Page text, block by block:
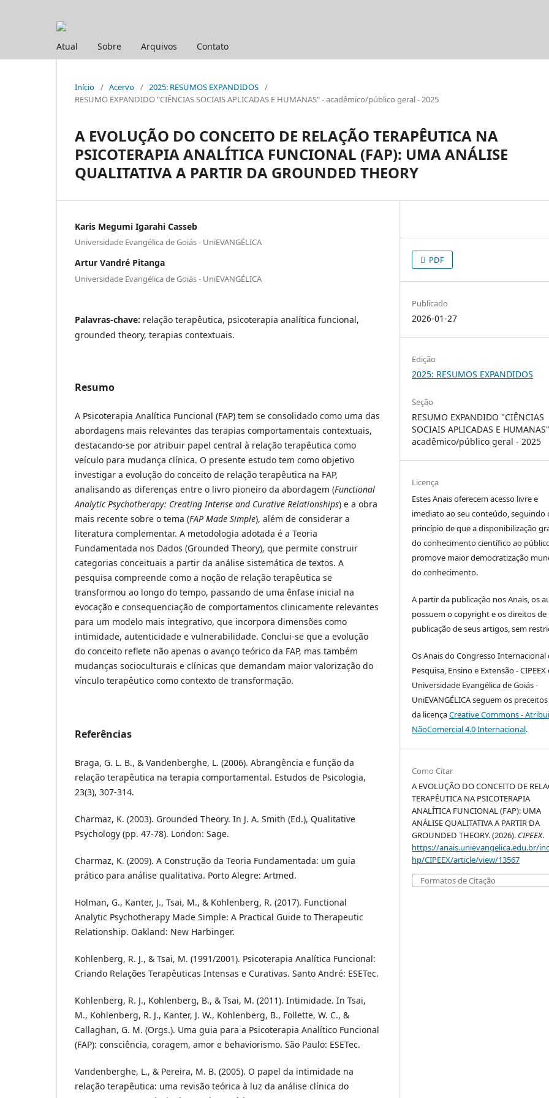
Atual Sobre Arquivos Contato
Início / Acervo / 2025: RESUMOS EXPANDIDOS /
RESUMO EXPANDIDO "CIÊNCIAS SOCIAIS APLICADAS E HUMANAS" - acadêmico/público geral - 2025
A EVOLUÇÃO DO CONCEITO DE RELAÇÃO TERAPÊUTICA NA
PSICOTERAPIA ANALÍTICA FUNCIONAL (FAP): UMA ANÁLISE
QUALITATIVA A PARTIR DA GROUNDED THEORY
Karis Megumi Igarahi Casseb
Universidade Evangélica de Goiás - UniEVANGÉLICA
Artur Vandré Pitanga
Universidade Evangélica de Goiás - UniEVANGÉLICA
Palavras-chave: relação terapêutica, psicoterapia analítica funcional,
grounded theory, terapias contextuais.
Resumo
A Psicoterapia Analítica Funcional (FAP) tem se consolidado como uma das
abordagens mais relevantes das terapias comportamentais contextuais,
destacando-se por atribuir papel central à relação terapêutica como
veículo para mudança clínica. O presente estudo tem como objetivo
investigar a evolução do conceito de relação terapêutica na FAP,
analisando as diferenças entre o livro pioneiro da abordagem (Functional
Analytic Psychotherapy: Creating Intense and Curative Relationships) e a obra
mais recente sobre o tema (FAP Made Simple), além de considerar a
literatura complementar. A metodologia adotada é a Teoria
Fundamentada nos Dados (Grounded Theory), que permite construir
categorias conceituais a partir da análise sistemática de textos. A
pesquisa compreende como a noção de relação terapêutica se
transformou ao longo do tempo, passando de uma ênfase inicial na
evocação e consequenciação de comportamentos clinicamente relevantes
para um modelo mais integrativo, que incorpora dimensões como
intimidade, autenticidade e vulnerabilidade. Conclui-se que a evolução
do conceito reflete não apenas o avanço teórico da FAP, mas também
mudanças socioculturais e clínicas que demandam maior valorização do
vínculo terapêutico como contexto de transformação.
Referências
Braga, G. L. B., & Vandenberghe, L. (2006). Abrangência e função da
relação terapêutica na terapia comportamental. Estudos de Psicologia,
23(3), 307-314.
Charmaz, K. (2003). Grounded Theory. In J. A. Smith (Ed.), Qualitative
Psychology (pp. 47-78). London: Sage.
Charmaz, K. (2009). A Construção da Teoria Fundamentada: um guia
prático para análise qualitativa. Porto Alegre: Artmed.
Holman, G., Kanter, J., Tsai, M., & Kohlenberg, R. (2017). Functional
Analytic Psychotherapy Made Simple: A Practical Guide to Therapeutic
Relationship. Oakland: New Harbinger.
Kohlenberg, R. J., & Tsai, M. (1991/2001). Psicoterapia Analítica Funcional:
Criando Relações Terapêuticas Intensas e Curativas. Santo André: ESETec.
Kohlenberg, R. J., Kohlenberg, B., & Tsai, M. (2011). Intimidade. In Tsai,
M., Kohlenberg, R. J., Kanter, J. W., Kohlenberg, B., Follette, W. C., &
Callaghan, G. M. (Orgs.). Uma guia para a Psicoterapia Analítico Funcional
(FAP): consciência, coragem, amor e behaviorismo. São Paulo: ESETec.
Vandenberghe, L., & Pereira, M. B. (2005). O papel da intimidade na
relação terapêutica: uma revisão teórica à luz da análise clínica do
PDF
Publicado
2026-01-27
Edição
2025: RESUMOS EXPANDIDOS
Seção
RESUMO EXPANDIDO "CIÊNCIAS
SOCIAIS APLICADAS E
acadêmico/público geral - 2025
Licença
Estes Anais oferecem acesso livre e
imediato ao seu conteúdo, seguindo
princípio de que a disponibilização
do conhecimento científico ao
promove maior democratização
do conhecimento.
A partir da publicação nos Anais, os
possuem o copyright e os direitos de
publicação de seus artigos, sem
Os Anais do Congresso Internacional
Pesquisa, Ensino e Extensão - CIPEEX
Universidade Evangélica de Goiás -
UniEVANGÉLICA seguem os
da licençaCreative Commons -
NãoComercial 4.0 Internacional.
Como Citar
A EVOLUÇÃO DO CONCEITO DE
TERAPÊUTICA NA PSICOTERAPIA
ANALÍTICA FUNCIONAL (FAP): UMA
ANÁLISE QUALITATIVA A PARTIR DA
GROUNDED THEORY. (2026). CIPEEX.
https://anais.unievangelica.edu.br/
hp/CIPEEX/article/view/13567
Formatos de Citação